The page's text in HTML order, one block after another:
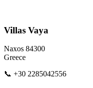
Villas Vaya
Naxos 84300
Greece
📞 +30 2285042556